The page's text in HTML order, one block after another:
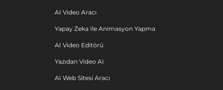
AI Video Aracı
Yapay Zeka Ile Animasyon Yapma
AI Video Editörü
Yazıdan Video AI
AI Web Sitesi Aracı